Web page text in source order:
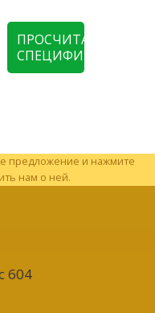
ПРОСЧИТАТЬ
СПЕЦИФИКАЦИЮ
предложение и нажмите
нам о ней.
604